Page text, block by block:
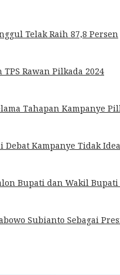
Telak Raih 87,8 Persen
Rawan Pilkada 2024
Tahapan Kampanye
Kampanye Tidak
Bupati dan Wakil
Subianto Sebagai